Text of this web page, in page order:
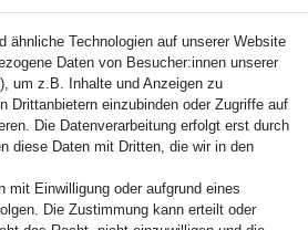
ähnliche Technologien auf unserer Website
Daten von Besucher:innen unserer
um z.B. Inhalte und Anzeigen zu
Drittanbietern einzubinden oder Zugriffe auf
Die Datenverarbeitung erfolgt erst durch
diese Daten mit Dritten, die wir in den
mit Einwilligung oder aufgrund eines
Die Zustimmung kann erteilt oder